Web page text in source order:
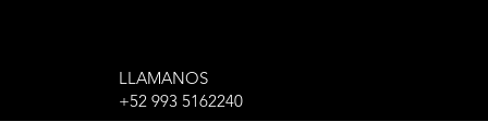
LLAMANOS
+52 993 5162240